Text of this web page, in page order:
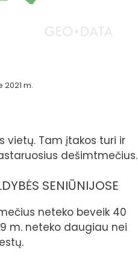
m.
vietų. Tam įtakos turi ir
dešimtmečius.
SENIŪNIJOSE
neteko beveik 40
m. neteko daugiau nei